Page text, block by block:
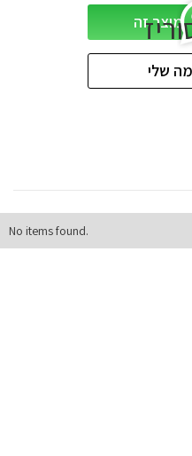
מוצר זה
שלי
No items found.